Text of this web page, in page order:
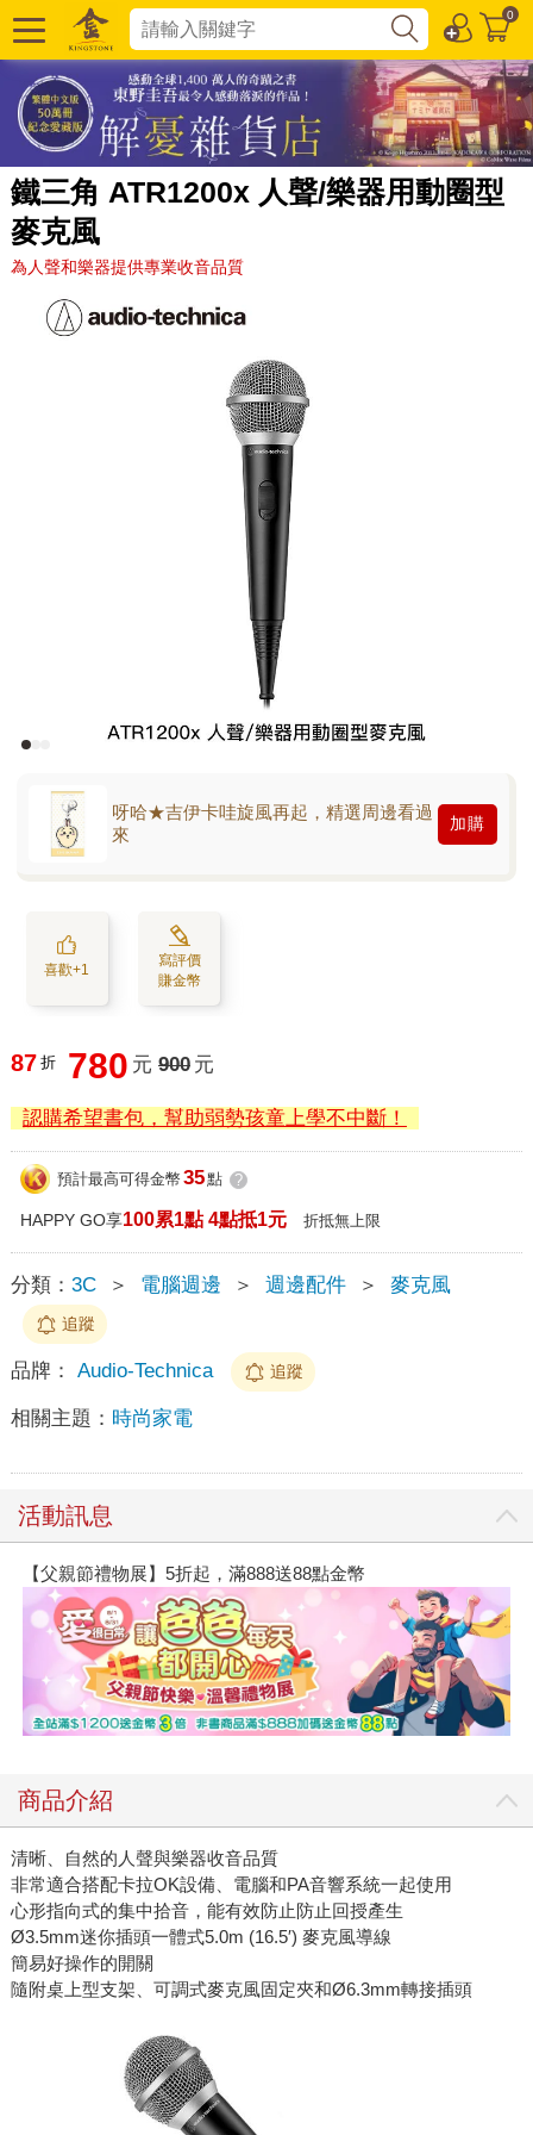
0
鐵三角 ATR1200x 人聲/樂器用動圈型
麥克風
為人聲和樂器提供專業收音品質
呀哈★吉伊卡哇旋風再起，精選周邊看過
來
加購
喜歡+1
寫評價
賺金幣
87 折 780 元 900 元
認購希望書包，幫助弱勢孩童上學不中斷！
預計最高可得金幣 35點 ?
HAPPY GO享100累1點 4點抵1元 折抵無上限
分類： 3C ＞ 電腦週邊 ＞ 週邊配件 ＞ 麥克風
追蹤
品牌： Audio-Technica 追蹤
相關主題： 時尚家電
活動訊息
【父親節禮物展】5折起，滿888送88點金幣
商品介紹
清晰、自然的人聲與樂器收音品質
非常適合搭配卡拉OK設備、電腦和PA音響系統一起使用
心形指向式的集中拾音，能有效防止防止回授產生
Ø3.5mm迷你插頭一體式5.0m (16.5′) 麥克風導線
簡易好操作的開關
隨附桌上型支架、可調式麥克風固定夾和Ø6.3mm轉接插頭